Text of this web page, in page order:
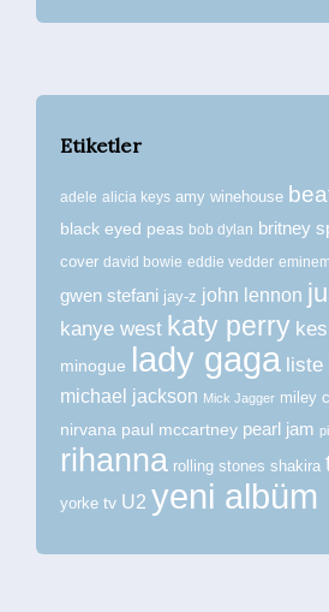
Etiketler
adele alicia keys amy winehouse
black eyed peas bob dylan britney
cover david bowie eddie vedder eminem
gwen stefani jay-z john lennon
kanye west katy perry
minogue lady gaga liste
michael jackson Mick Jagger miley
nirvana paul mccartney pearl jam
rihanna rolling stones shakira
yorke tv U2 yeni albüm